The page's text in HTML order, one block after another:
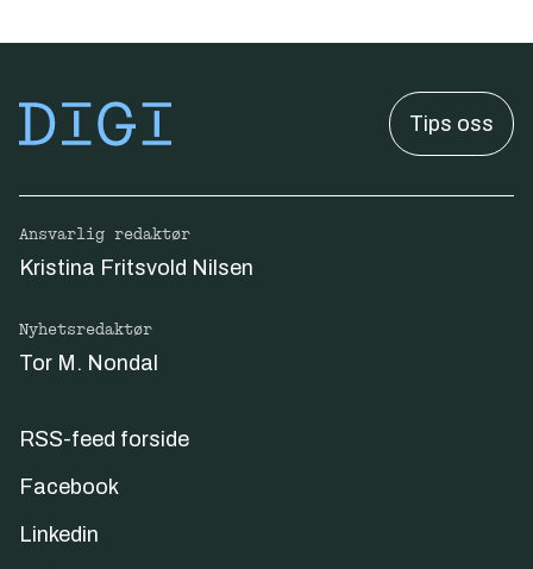
Tips oss
Ansvarlig redaktør
Kristina Fritsvold Nilsen
Nyhetsredaktør
Tor M. Nondal
RSS-feed forside
Facebook
Linkedin